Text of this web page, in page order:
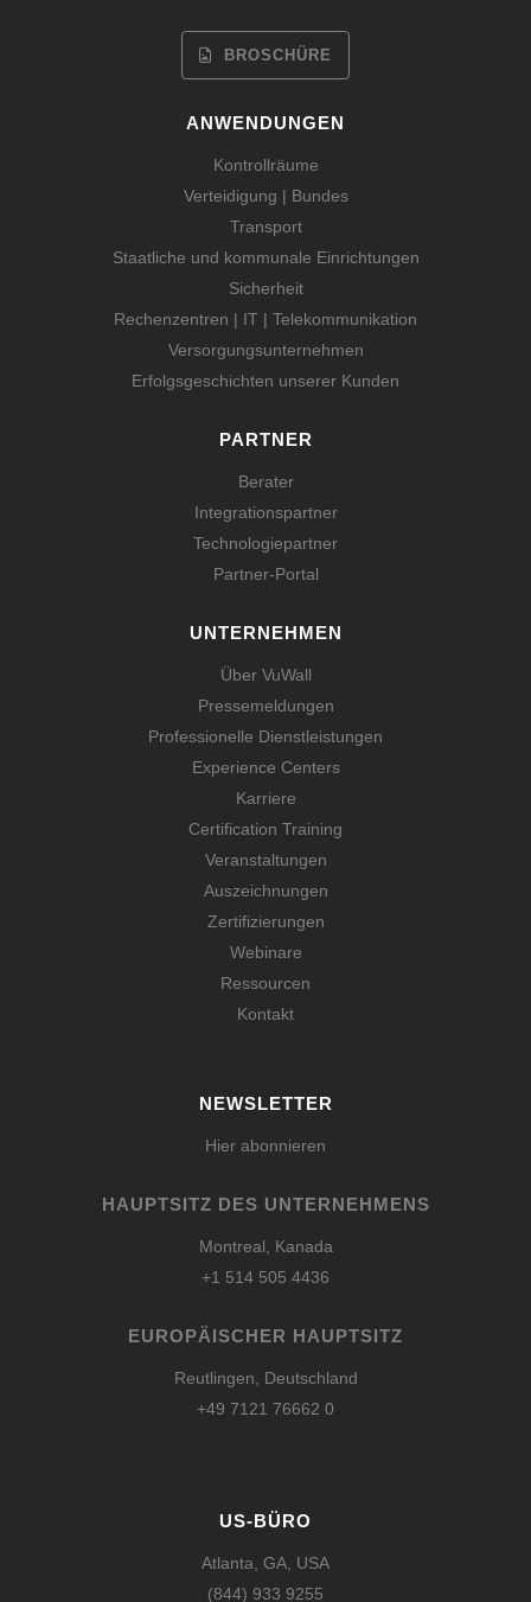
BROSCHÜRE
ANWENDUNGEN
Kontrollräume
Verteidigung | Bundes
Transport
Staatliche und kommunale Einrichtungen
Sicherheit
Rechenzentren | IT | Telekommunikation
Versorgungsunternehmen
Erfolgsgeschichten unserer Kunden
PARTNER
Berater
Integrationspartner
Technologiepartner
Partner-Portal
UNTERNEHMEN
Über VuWall
Pressemeldungen
Professionelle Dienstleistungen
Experience Centers
Karriere
Certification Training
Veranstaltungen
Auszeichnungen
Zertifizierungen
Webinare
Ressourcen
Kontakt
NEWSLETTER
Hier abonnieren
HAUPTSITZ DES UNTERNEHMENS
Montreal, Kanada
+1 514 505 4436
EUROPÄISCHER HAUPTSITZ
Reutlingen, Deutschland
+49 7121 76662 0
US-BÜRO
Atlanta, GA, USA
(844) 933 9255